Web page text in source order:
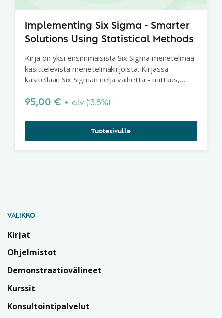
Implementing Six Sigma - Smarter
Solutions Using Statistical Methods
Kirja on yksi ensimmäisistä Six Sigma menetelmää
käsittelevistä menetelmäkirjoista. Kirjassa
käsitellään Six Sigman neljä vaihetta - mittaus,
vaiheissa sovellettavat keskeiset tilastolliset
95,00 € + alv (13.5%)
Tuotesivulle
VALIKKO
Kirjat
Ohjelmistot
Demonstraatiovälineet
Kurssit
Konsultointipalvelut